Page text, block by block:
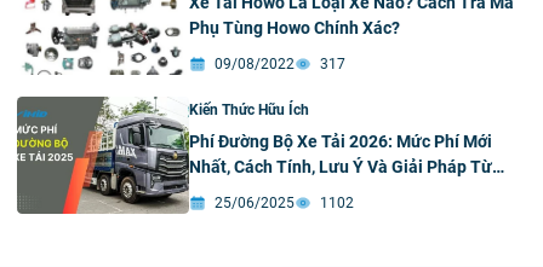
Phụ Tùng Howo Chính Xác?
09/08/2022 317
Kiến Thức Hữu Ích
Phí Đường Bộ Xe Tải 2026: Mức Phí Mới
Nhất, Cách Tính, Lưu Ý Và Giải Pháp Từ
VIMID
25/06/2025 1102